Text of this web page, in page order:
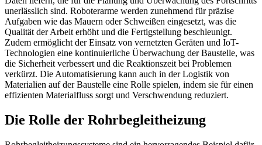
unerlässlich sind. Roboterarme werden zunehmend für präzise
Aufgaben wie das Mauern oder Schweißen eingesetzt, was die
Qualität der Arbeit erhöht und die Fertigstellung beschleunigt.
Zudem ermöglicht der Einsatz von vernetzten Geräten und IoT-
Technologien eine kontinuierliche Überwachung der Baustelle, was
die Sicherheit verbessert und die Reaktionszeit bei Problemen
verkürzt. Die Automatisierung kann auch in der Logistik von
Materialien auf der Baustelle eine Rolle spielen, indem sie für einen
effizienten Materialfluss sorgt und Verschwendung reduziert.
Die Rolle der Rohrbegleitheizung